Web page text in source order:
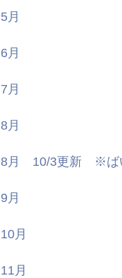
5月
6月
7月
8月
8月 10/3更新 ※ばい
9月
10月
11月